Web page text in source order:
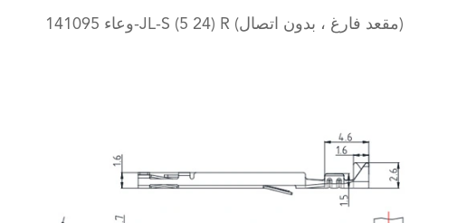
وعاء 141095-JL-S (5 24) R (مقعد فارغ ، بدون اتصال)